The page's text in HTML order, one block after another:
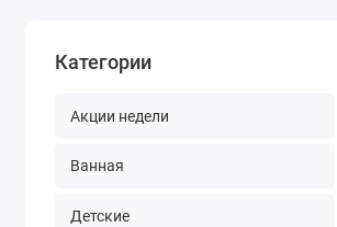
Категории
Акции недели
Ванная
Детские